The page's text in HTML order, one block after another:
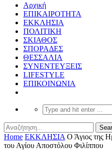
Αρχική
ΕΠΙΚΑΙΡΟΤΗΤΑ
ΕΚΚΛΗΣΙΑ
ΠΟΛΙΤΙΚΗ
ΣΚΙΑΘΟΣ
ΣΠΟΡΑΔΕΣ
ΘΕΣΣΑΛΙΑ
ΣΥΝΕΝΤΕΥΞΕΙΣ
LIFESTYLE
ΕΠΙΚΟΙΝΩΝΙΑ
Home ΕΚΚΛΗΣΙΑ Ο Άγιος της
του Αγίου Αποστόλου Φιλίππου